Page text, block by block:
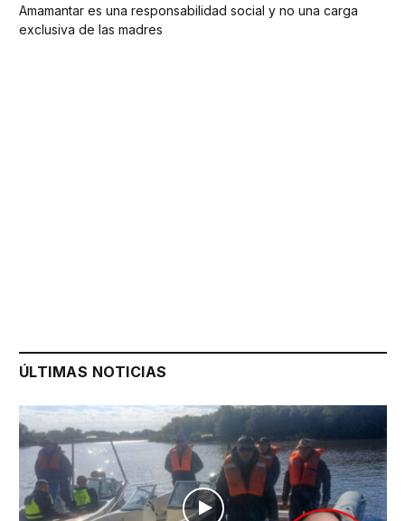
Amamantar es una responsabilidad social y no una carga
exclusiva de las madres
ÚLTIMAS NOTICIAS